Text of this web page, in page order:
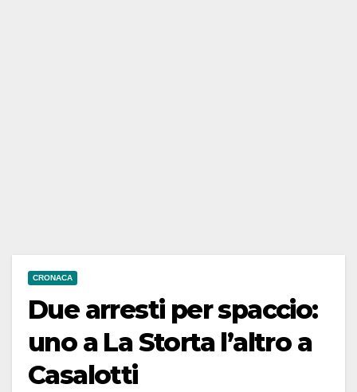
CRONACA
Due arresti per spaccio:
uno a La Storta l’altro a
Casalotti